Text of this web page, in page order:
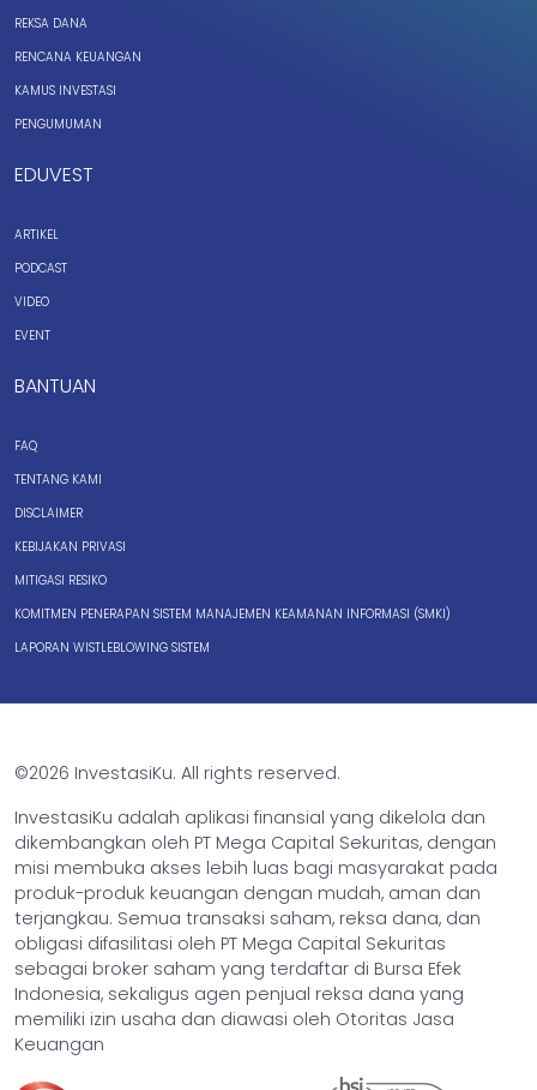
REKSA DANA
RENCANA KEUANGAN
KAMUS INVESTASI
PENGUMUMAN
EDUVEST
ARTIKEL
PODCAST
VIDEO
EVENT
BANTUAN
FAQ
TENTANG KAMI
DISCLAIMER
KEBIJAKAN PRIVASI
MITIGASI RESIKO
KOMITMEN PENERAPAN SISTEM MANAJEMEN KEAMANAN INFORMASI (SMKI)
LAPORAN WISTLEBLOWING SISTEM
©2026 InvestasiKu. All rights reserved.
InvestasiKu adalah aplikasi finansial yang dikelola dan
dikembangkan oleh PT Mega Capital Sekuritas, dengan
misi membuka akses lebih luas bagi masyarakat pada
produk-produk keuangan dengan mudah, aman dan
terjangkau. Semua transaksi saham, reksa dana, dan
obligasi difasilitasi oleh PT Mega Capital Sekuritas
sebagai broker saham yang terdaftar di Bursa Efek
Indonesia, sekaligus agen penjual reksa dana yang
memiliki izin usaha dan diawasi oleh Otoritas Jasa
Keuangan